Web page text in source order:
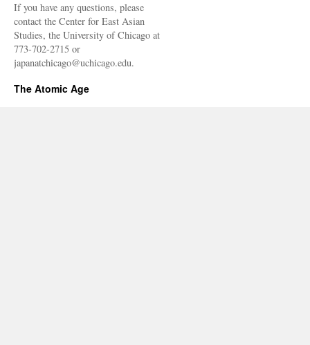
If you have any questions, please
contact the Center for East Asian
Studies, the University of Chicago at
773-702-2715 or
japanatchicago@uchicago.edu.
The Atomic Age